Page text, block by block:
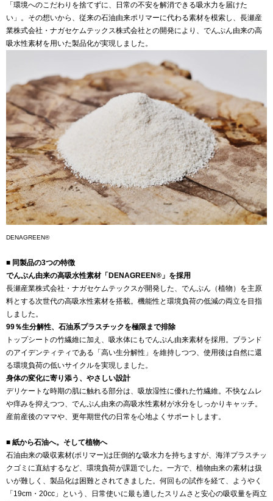
「環境へのこだわりを捨てずに、日常の不安を解消できる吸水力を届けた
い」。その想いから、従来の石油由来ポリマーに代わる素材を模索し、長瀬産
業株式会社・ナガセケムテックス株式会社との開発により、でんぷん由来の高
吸水性素材を用いた製品化が実現しました。
DENAGREEN®️
■ 同製品の3つの特徴
でんぷん由来の高吸水性素材「DENAGREEN®︎」を採用
長瀬産業株式会社・ナガセケムテックスが開発した、でんぷん（植物）を主原
料とする次世代の高吸水性素材を搭載。機能性と環境負荷の低減の両立を目指
しました。
99％生分解性、石油系プラスチックを極限まで排除
トップシートの竹繊維に加え、吸水体にもでんぷん由来素材を採用。ブランド
のアイデンティティである「高い生分解性」を維持しつつ、使用後は自然に還
る環境負荷の低いサイクルを実現しました。
身体の変化に寄り添う、やさしい設計
デリケートな時期の肌に触れる部分は、吸放湿性に優れた竹繊維。不快なムレ
や痒みを抑えつつ、でんぷん由来の高吸水性素材が水分をしっかりキャッチ。
産前産後のママや、更年期世代の日常を心地よくサポートします。
■ 紙から石油へ。そして植物へ
石油由来の吸収素材(ポリマー)は圧倒的な吸水力を持ちますが、海洋プラスチッ
クゴミに直結するなど、環境負荷が課題でした。一方で、植物由来の素材は扱
いが難しく、製品化は困難とされてきました。何回もの試作を経て、ようやく
「19cm・20cc」という、日常使いに最も適したスリムさと安心の吸収量を両立